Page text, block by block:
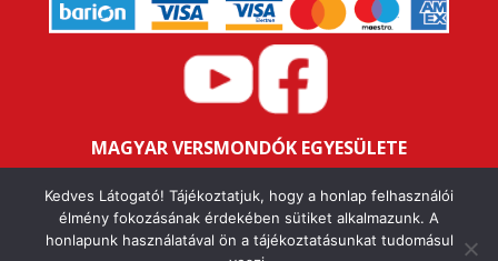
MAGYAR VERSMONDÓK EGYESÜLETE
Bankszámlaszám: 16200106-11646259
Adószám: 18047352-1-43
Kedves Látogató! Tájékoztatjuk, hogy a honlap felhasználói
élmény fokozásának érdekében sütiket alkalmazunk. A
honlapunk használatával ön a tájékoztatásunkat tudomásul